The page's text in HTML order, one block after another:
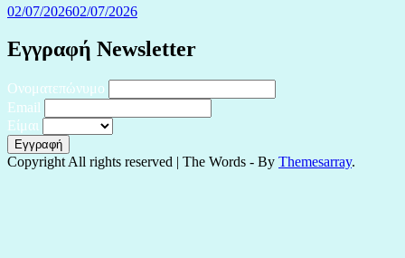
02/07/202602/07/2026
Εγγραφή Newsletter
Ονοματεπώνυμο
Email
Είμαι
Copyright All rights reserved | The Words - By Themesarray.